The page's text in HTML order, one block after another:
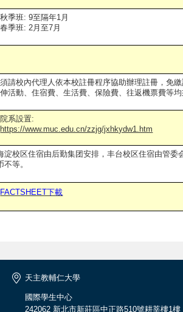
秋季班: 9至隔年1月
春季班: 2月至7月
須請校內代理人依本校註冊程序協助辦理註冊，免
伸活動、住宿費、生活費、保險費、往返機票費等均
院系設置:
https://www.muc.edu.cn/zzjg/jxhkydw1.htm
淀校区住宿由后勤集团安排，丰台校区住宿由管委
不等。
FACTSHEET下載
天主教輔仁大學
國際學生中心
242062 新北市新莊區中正路510號耕莘樓1樓